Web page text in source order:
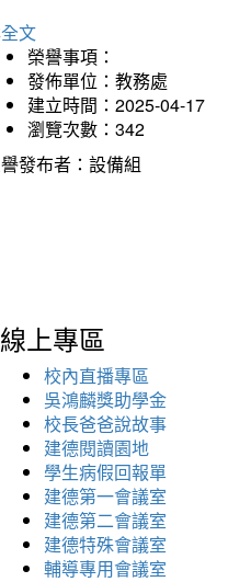
文
榮譽事項：
發佈單位：教務處
建立時間：2025-04-17
瀏覽次數：342
發布者：設備組
線上專區
校內直播專區
吳鴻麟獎助學金
校長爸爸說故事
建德閱讀園地
學生病假回報單
建德第一會議室
建德第二會議室
建德特殊會議室
輔導專用會議室